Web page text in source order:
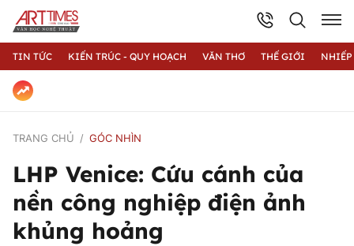
TIN TỨC KIẾN TRÚC - QUY HOẠCH VĂN THƠ THẾ GIỚI
TRANG CHỦ GÓC NHÌN
LHP Venice: Cứu cánh của
nền công nghiệp điện ảnh
khủng hoảng